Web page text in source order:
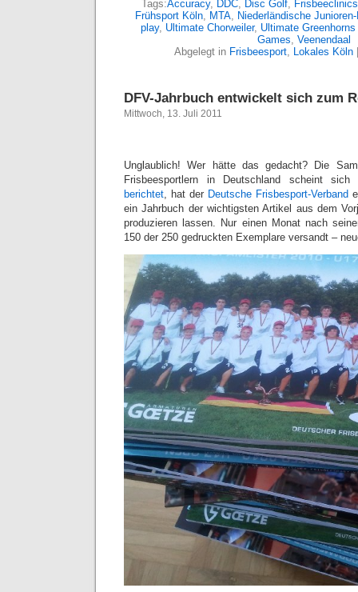
Tags:Accuracy, DDC, Disc Golf, Frisbeeclinics
Frühsport Köln, MTA, Niederländische
play, Ultimate Chorweiler, Ultimate
Games, Veenendaal
Abgelegt in Frisbeesport, Lokales Köln
DFV-Jahrbuch entwickelt sich zum
Mittwoch, 13. Juli 2011
Unglaublich! Wer hätte das gedacht? Die
Frisbeesportlern in Deutschland scheint
berichtet, hat der Deutsche Frisbesport-Verband
ein Jahrbuch der wichtigsten Artikel aus dem
produzieren lassen. Nur einen Monat nach
150 der 250 gedruckten Exemplare versandt –